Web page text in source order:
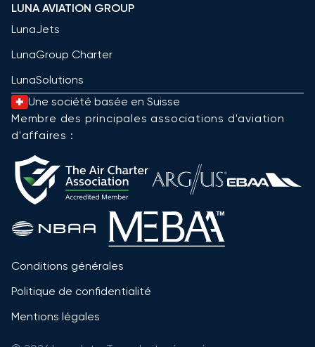
LUNA AVIATION GROUP
LunaJets
LunaGroup Charter
LunaSolutions
Une société basée en Suisse
Membre des principales associations d'aviation
d'affaires :
Conditions générales
Politique de confidentialité
Mentions légales